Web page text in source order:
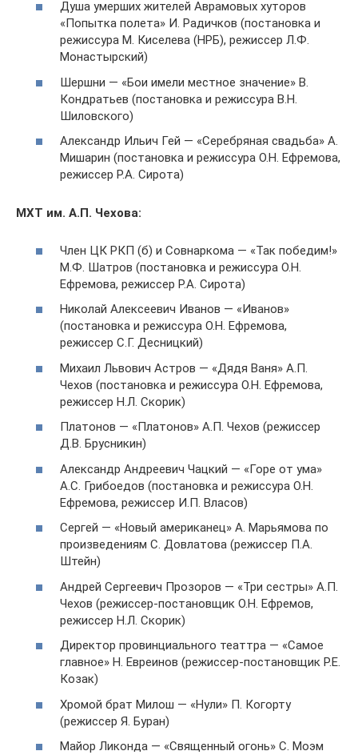
Душа умерших жителей Аврамовых хуторов
«Попытка полета» И. Радичков (постановка и
режиссура М. Киселева (НРБ), режиссер Л.Ф.
Монастырский)
Шершни — «Бои имели местное значение» В.
Кондратьев (постановка и режиссура В.Н.
Шиловского)
Александр Ильич Гей — «Серебряная свадьба» А.
Мишарин (постановка и режиссура О.Н. Ефремова,
режиссер Р.А. Сирота)
МХТ им. А.П. Чехова:
Член ЦК РКП (б) и Совнаркома — «Так победим!»
М.Ф. Шатров (постановка и режиссура О.Н.
Ефремова, режиссер Р.А. Сирота)
Николай Алексеевич Иванов — «Иванов»
(постановка и режиссура О.Н. Ефремова,
режиссер С.Г. Десницкий)
Михаил Львович Астров — «Дядя Ваня» А.П.
Чехов (постановка и режиссура О.Н. Ефремова,
режиссер Н.Л. Скорик)
Платонов — «Платонов» А.П. Чехов (режиссер
Д.В. Брусникин)
Александр Андреевич Чацкий — «Горе от ума»
А.С. Грибоедов (постановка и режиссура О.Н.
Ефремова, режиссер И.П. Власов)
Сергей — «Новый американец» А. Марьямова по
произведениям С. Довлатова (режиссер П.А.
Штейн)
Андрей Сергеевич Прозоров — «Три сестры» А.П.
Чехов (режиссер-постановщик О.Н. Ефремов,
режиссер Н.Л. Скорик)
Директор провинциального театтра — «Самое
главное» Н. Евреинов (режиссер-постановщик Р.Е.
Козак)
Хромой брат Милош — «Нули» П. Когорту
(режиссер Я. Буран)
Майор Ликонда — «Священный огонь» С. Моэм